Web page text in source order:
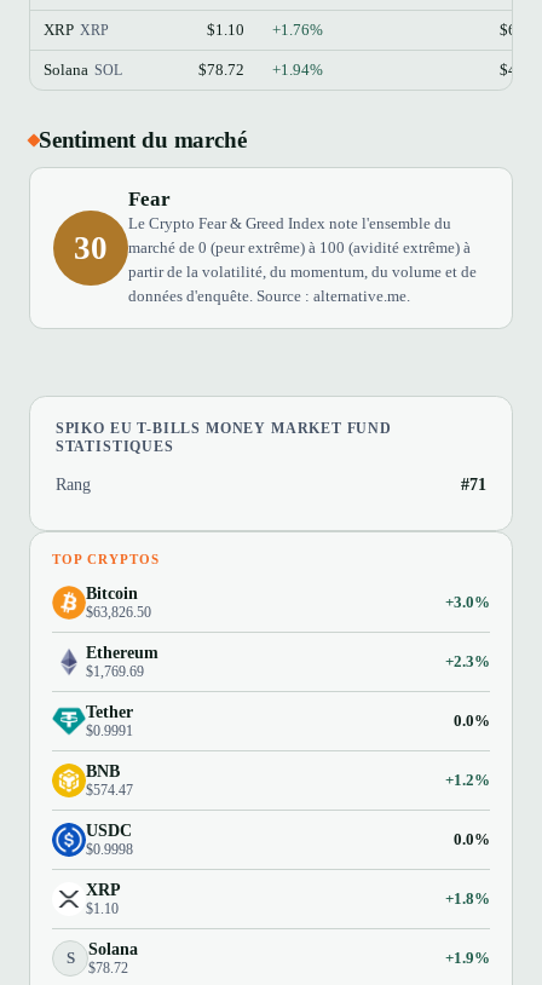
XRP XRP $1.10 +1.76%
Solana SOL $78.72 +1.94%
Sentiment du marché
30
Fear
Le Crypto Fear & Greed Index note l'ensemble du
marché de 0 (peur extrême) à 100 (avidité extrême) à
partir de la volatilité, du momentum, du volume et de
données d'enquête. Source : alternative.me.
SPIKO EU T-BILLS MONEY MARKET FUND
STATISTIQUES
Rang #71
TOP CRYPTOS
Bitcoin
$63,826.50
+3.0%
Ethereum
$1,769.69
+2.3%
Tether
$0.9991
0.0%
BNB
$574.47
+1.2%
USDC
$0.9998
0.0%
XRP
$1.10
+1.8%
S Solana
$78.72
+1.9%